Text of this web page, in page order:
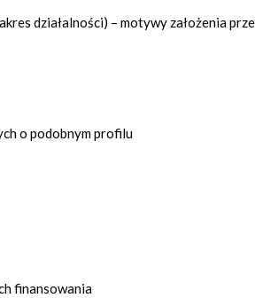
działalności) – motywy założenia
o podobnym profilu
finansowania